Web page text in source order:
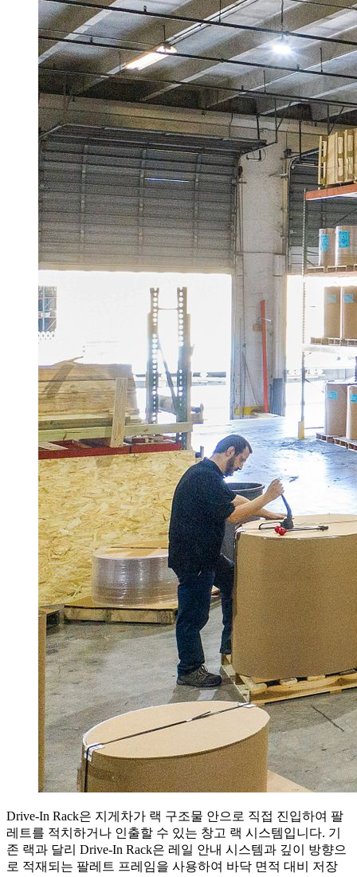
Drive-In Rack은 지게차가 랙 구조물 안으로 직접 진입하여 팔
레트를 적치하거나 인출할 수 있는 창고 랙 시스템입니다. 기
존 랙과 달리 Drive-In Rack은 레일 안내 시스템과 깊이 방향으
로 적재되는 팔레트 프레임을 사용하여 바닥 면적 대비 저장